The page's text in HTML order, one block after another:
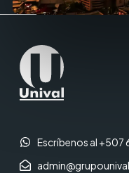
Escríbenos al +507